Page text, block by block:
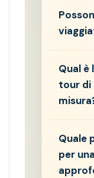
Qual è
tour di
Quale
per